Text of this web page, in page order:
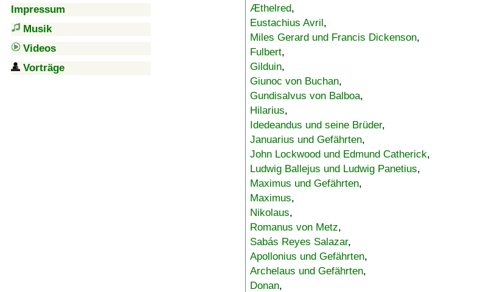
Impressum
Musik
Videos
Vorträge
Æthelred,
Eustachius Avril,
Miles Gerard und Francis Dickenson,
Fulbert,
Gilduin,
Giunoc von Buchan,
Gundisalvus von Balboa,
Hilarius,
Idedeandus und seine Brüder,
Januarius und Gefährten,
John Lockwood und Edmund Catherick,
Ludwig Ballejus und Ludwig Panetius,
Maximus und Gefährten,
Maximus,
Nikolaus,
Romanus von Metz,
Sabás Reyes Salazar,
Apollonius und Gefährten,
Archelaus und Gefährten,
Donan,